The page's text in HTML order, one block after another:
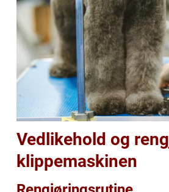
Vedlikehold og
klippemaskinen